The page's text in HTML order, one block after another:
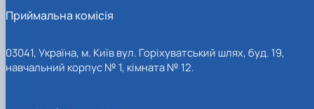
Приймальна комісія
03041, Україна, м. Київ вул. Горіхуватський шлях, буд. 19,
навчальний корпус № 1, кімната № 12.